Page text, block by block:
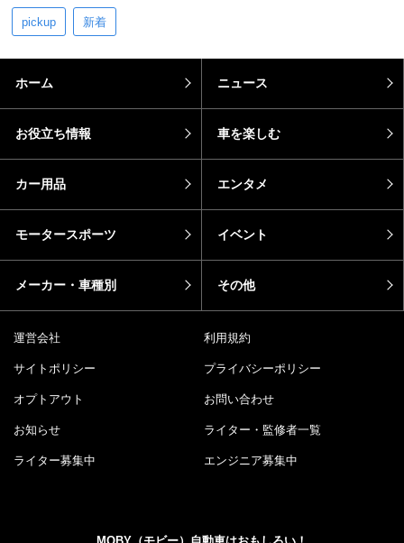
pickup 新着
ホーム ニュース
お役立ち情報 車を楽しむ
カー用品 エンタメ
モータースポーツ イベント
メーカー・車種別 その他
運営会社 利用規約
サイトポリシー プライバシーポリシー
オプトアウト お問い合わせ
お知らせ ライター・監修者一覧
ライター募集中 エンジニア募集中